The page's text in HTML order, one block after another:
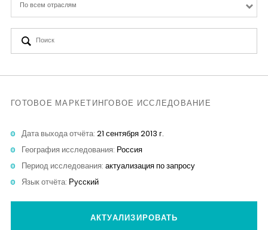
Кейсы
Контакты
По всем отраслям
ГОТОВОЕ МАРКЕТИНГОВОЕ ИССЛЕДОВАНИЕ
Дата выхода отчёта: 21 сентября 2013 г.
География исследования: Россия
Период исследования: актуализация по запросу
Язык отчёта: Русский
АКТУАЛИЗИРОВАТЬ